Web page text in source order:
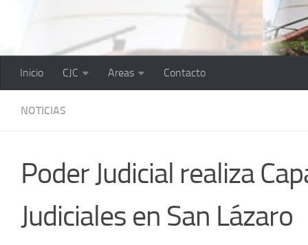
Inicio CJC Areas Contacto
NOTICIAS
Poder Judicial realiza
Judiciales en San Lázaro